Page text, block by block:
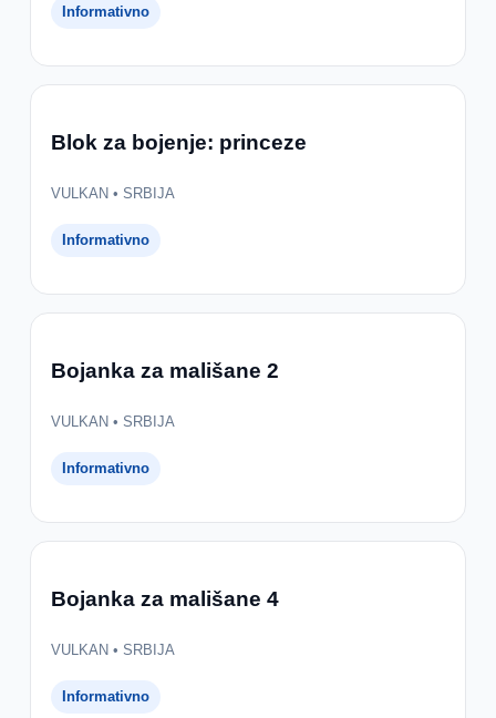
Informativno
Blok za bojenje: princeze
VULKAN • SRBIJA
Informativno
Bojanka za mališane 2
VULKAN • SRBIJA
Informativno
Bojanka za mališane 4
VULKAN • SRBIJA
Informativno